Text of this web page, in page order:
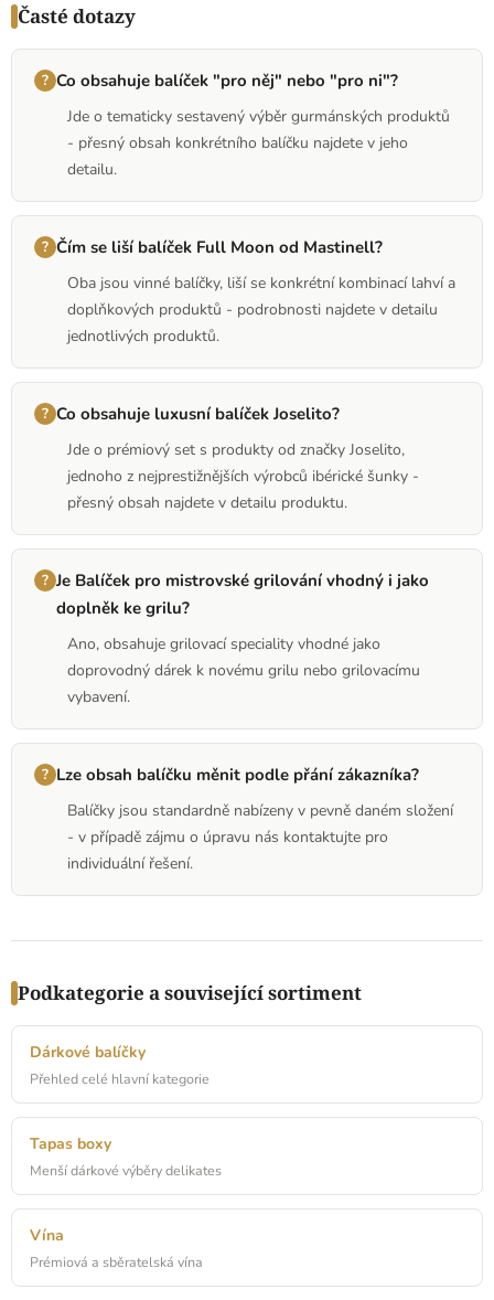
Časté dotazy
Co obsahuje balíček "pro něj" nebo "pro ni"?
Jde o tematicky sestavený výběr gurmánských produktů
- přesný obsah konkrétního balíčku najdete v jeho
detailu.
Čím se liší balíček Full Moon od Mastinell?
Oba jsou vinné balíčky, liší se konkrétní kombinací lahví a
doplňkových produktů - podrobnosti najdete v detailu
jednotlivých produktů.
Co obsahuje luxusní balíček Joselito?
Jde o prémiový set s produkty od značky Joselito,
jednoho z nejprestižnějších výrobců ibérické šunky -
přesný obsah najdete v detailu produktu.
Je Balíček pro mistrovské grilování vhodný i jako
doplněk ke grilu?
Ano, obsahuje grilovací speciality vhodné jako
doprovodný dárek k novému grilu nebo grilovacímu
vybavení.
Lze obsah balíčku měnit podle přání zákazníka?
Balíčky jsou standardně nabízeny v pevně daném složení
- v případě zájmu o úpravu nás kontaktujte pro
individuální řešení.
Podkategorie a související sortiment
Dárkové balíčky
Přehled celé hlavní kategorie
Tapas boxy
Menší dárkové výběry delikates
Vína
Prémiová a sběratelská vína